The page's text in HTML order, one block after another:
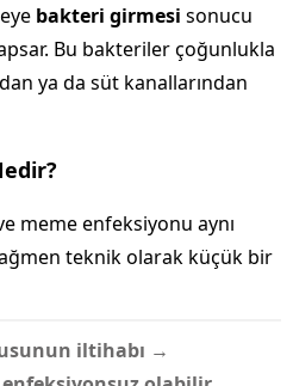
bakteri girmesi sonucu
Bu bakteriler çoğunlukla
ya da süt kanallarından
meme enfeksiyonu aynı
teknik olarak küçük bir
iltihabı →